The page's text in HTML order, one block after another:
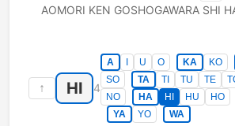
AOMORI KEN GOSHOGAWARA SHI
↑ HI 4
A U O KA KO
SO
TA TI TU TE
NO
HA HI HU HO
YA
YO WA